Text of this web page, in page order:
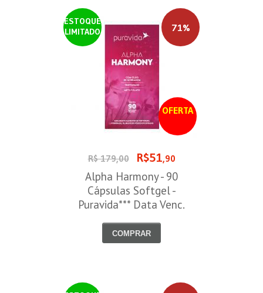
ESTOQUE
LIMITADO
OFERTA
71%
R$ 179,00 R$51,90
Alpha Harmony - 90
Cápsulas Softgel -
Puravida*** Data Venc.
COMPRAR